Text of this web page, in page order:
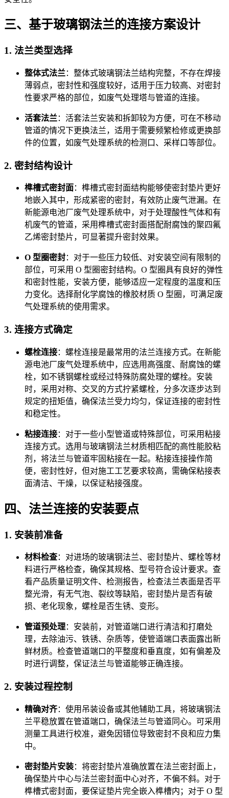
三、基于玻璃钢法兰的连接方案设计
1. 法兰类型选择
整体式法兰：整体式玻璃钢法兰结构完整，不存在焊接
薄弱点，密封性和强度较好，适用于压力较高、对密封
性要求严格的部位，如废气处理塔与管道的连接。
活套法兰：活套法兰安装和拆卸较为方便，可在不移动
管道的情况下更换法兰，适用于需要频繁检修或更换部
件的位置，如废气处理系统的检测口、采样口等部位。
2. 密封结构设计
榫槽式密封面 ：榫槽式密封面结构能够使密封垫片更好
地嵌入其中，形成紧密的密封，有效防止废气泄漏。在
新能源电池厂废气处理系统中，对于处理酸性气体和有
机废气的管道，采用榫槽式密封面搭配耐腐蚀的聚四氟
乙烯密封垫片，可显著提升密封效果。
O 型圈密封：对于一些压力较低、对安装空间有限制的
部位，可采用 O 型圈密封结构。O 型圈具有良好的弹性
和密封性能，安装方便，能够适应一定程度的温度和压
力变化。选择耐化学腐蚀的橡胶材质 O 型圈，可满足废
气处理系统的使用需求。
3. 连接方式确定
螺栓连接：螺栓连接是最常用的法兰连接方式。在新能
源电池厂废气处理系统中，应选用高强度、耐腐蚀的螺
栓，如不锈钢螺栓或经过特殊防腐处理的螺栓。安装
时，采用对称、交叉的方式拧紧螺栓，分多次逐步达到
规定的扭矩值，确保法兰受力均匀，保证连接的密封性
和稳定性。
粘接连接：对于一些小型管道或特殊部位，可采用粘接
连接方式。选用与玻璃钢法兰材质相匹配的高性能胶粘
剂，将法兰与管道牢固粘接在一起。粘接连接操作简
便，密封性好，但对施工工艺要求较高，需确保粘接表
面清洁、干燥，以保证粘接强度。
四、法兰连接的安装要点
1. 安装前准备
材料检查：对进场的玻璃钢法兰、密封垫片、螺栓等材
料进行严格检查，确保其规格、型号符合设计要求。查
看产品质量证明文件、检测报告，检查法兰表面是否平
整光滑，有无气泡、裂纹等缺陷，密封垫片是否有破
损、老化现象，螺栓是否生锈、变形。
管道预处理：安装前，对管道端口进行清洁和打磨处
理，去除油污、铁锈、杂质等，使管道端口表面露出新
鲜材质。检查管道端口的平整度和垂直度，如有偏差及
时进行调整，保证法兰与管道能够正确连接。
2. 安装过程控制
精确对齐：使用吊装设备或其他辅助工具，将玻璃钢法
兰平稳放置在管道端口，确保法兰与管道同心。可采用
测量工具进行校准，避免因错位导致密封不良和应力集
中。
密封垫片安装：将密封垫片准确放置在法兰密封面上，
确保垫片中心与法兰密封面中心对齐，不偏不斜。对于
榫槽式密封面，要保证垫片完全嵌入榫槽内；对于 O 型